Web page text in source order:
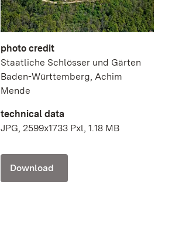
photo credit
Staatliche Schlösser und Gärten
Baden-Württemberg, Achim
Mende
technical data
JPG, 2599x1733 Pxl, 1.18 MB
Download